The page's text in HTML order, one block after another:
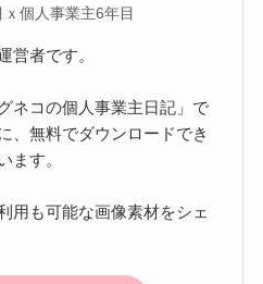
個人事業主6年目
営者です。
ネコの個人事業主日記」で
、無料でダウンロードでき
ます。
用も可能な画像素材をシェ